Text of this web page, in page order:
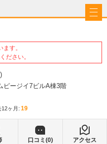
す。
ださい。
)
ピージイ7ビルA棟3階
12ヶ月: 19
口コミ(0) アクセス